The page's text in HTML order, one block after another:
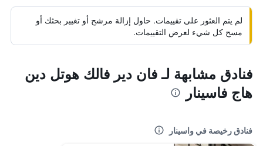
لم يتم العثور على تقييمات. حاول إزالة مرشح أو تغيير بحثك أو
مسح كل شيء لعرض التقييمات.
فنادق مشابهة لـ فان دير فالك هوتل دين
هاج فاسينار
فنادق رخيصة في واسينار